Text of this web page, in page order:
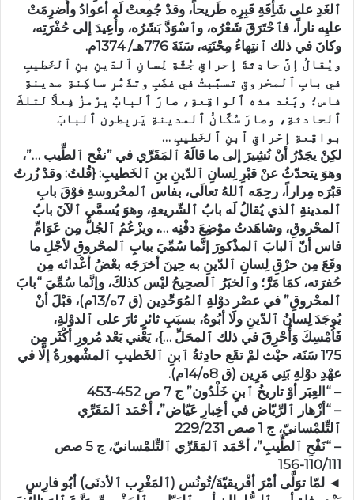
ٱلغَدِ على شَأِفَةِ قَبِرِه طَريحاً، وقدْ جُمِعتْ لَه أعوادُ وأُضرِمَتْ
عليِه ناراً، فٱحْتَرَقَ شَعْرُه، وٱسْوَدَّ بَشَرُه، وأُعِيدَ إلى حُفْرَتِه،
وكانَ في ذلك ٱنتِهاءُ مِحْنَتِه، سَنَةَ 776هـ/ 1374م.
ويُقالُ إنَّ حادِثةَ إحراقِ جُثّةِ لِسانِ ٱلدّينِ بنِ ٱلخَطيبِ
في بابِ ٱلمحْروقِ تسبَّبتْ في غضَبِ وتذَمُّرِ ساكِنةِ مدينةِ
فاس؛ وبَعْد هذه ٱلواقِعةِ، صارَ ٱلبابُ يرْمزُ فِعلاً لتلكَ
ٱلحادثةِ، وصارَ سُكَّانُ ٱلمدينةِ يَربِطون ٱلبابَ
بواقِعةِ إحْراقِ ٱبنِ ٱلخَطيبِ …
لكِنْ يجَدُرُ أنْ نُشِيرَ إلى ما قالَهُ ٱلمَقَرِّي في ”نفْح ٱلطِّيب …”،
وهوَ يتحدّثُ عنْ قبْرِ لِسانِ ٱلدّينِ بنِ ٱلخَطيبِ: {قُلتُ: وقدْ زُرتُ
قبْرَه مِراراً، رحِمَه ٱللهُ تعالَى، بفاس ٱلمحْروسةِ فوْقَ بابِ
ٱلمدينةِ ٱلذي يُقالُ لَه بابُ ٱلشّريعةِ، وهوَ يُسمَّى ٱلآنَ بابُ
ٱلمحْروقِ، وشاهَدتُ موْضِعَ دفْنِه …، ويزْعُمُ ٱلجُلُّ مِن عَوَامِّ
فاس أنّ ٱلبابَ ٱلمذْكورَ إنَّما سُمِّيَ ببابِ ٱلمحْروقِ لأجْلِ ما
وقَعَ مِن حرْقِ لِسانِ ٱلدّينِ به حِينَ أخرَجَه بعْضُ أعْدائه مِن
حُفرَته، كمَا مَرَّ؛ وٱلخبَرُ ٱلصحِيحُ ليْس كذلكَ، وإنَّما سُمِّيَ “بابَ
ٱلمحْروقِ” في عصْر دوْلةِ ٱلمُوَحِّدِين (ق 7ه/13م)، قبْلَ أنْ
يُوجَدَ لِسانُ ٱلدّينِ ولَا أبُوهُ، بسبَبِ ثائرٍ ثارَ على ٱلدوْلةِ،
فَاُمْسِكَ وَأُحْرِقَ في ذلك ٱلمحَلِّ …}، يَعْني بَعْد مُرورِ أكْثَر مِن
175 سَنَة، حيْث لمْ تقَع حادِثةُ ٱبنِ ٱلخَطيبِ ٱلمشْهورةُ إلَّا في
عهْدِ دوْلةِ بَنِي مَرِين (ق 8ه/14م).
– “العِبَر أوْ تاريخُ ٱبنِ خَلْدُون” ج 7 ص 452-453
– “أزْهار ٱلرِّيّاض في أخِبارِ عَيّاض”، أحْمَد ٱلمَقَرِّي
ٱلتِّلمْسانيّ، ج 1 صص 229/231
– “نَفْحِ ٱلطِّيبِ”، أحْمَد ٱلمَقَرِّي ٱلتِّلمْسانيّ، ج 5 صص
110/111-156
◄ لمّا توَلَّى أمْرَ أفْريقيّةَ/تُونُس (ٱلمَغْرِب ٱلأدنَى) أبُو فارِسٍ